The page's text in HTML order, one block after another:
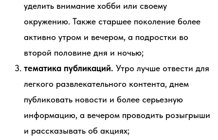
уделить внимание хобби или своему
окружению. Также старшее поколение более
активно утром и вечером, а подростки во
второй половине дня и ночью;
тематика публикаций. Утро лучше отвести для
легкого развлекательного контента, днем
публиковать новости и более серьезную
информацию, а вечером проводить розыгрыши
и рассказывать об акциях;